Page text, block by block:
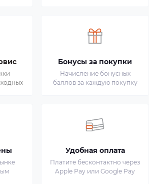
Бонусы за покупки
Начисление бонусных
баллов за каждую покупку
Удобная оплата
Платите бесконтактно через
Apple Pay или Google Pay